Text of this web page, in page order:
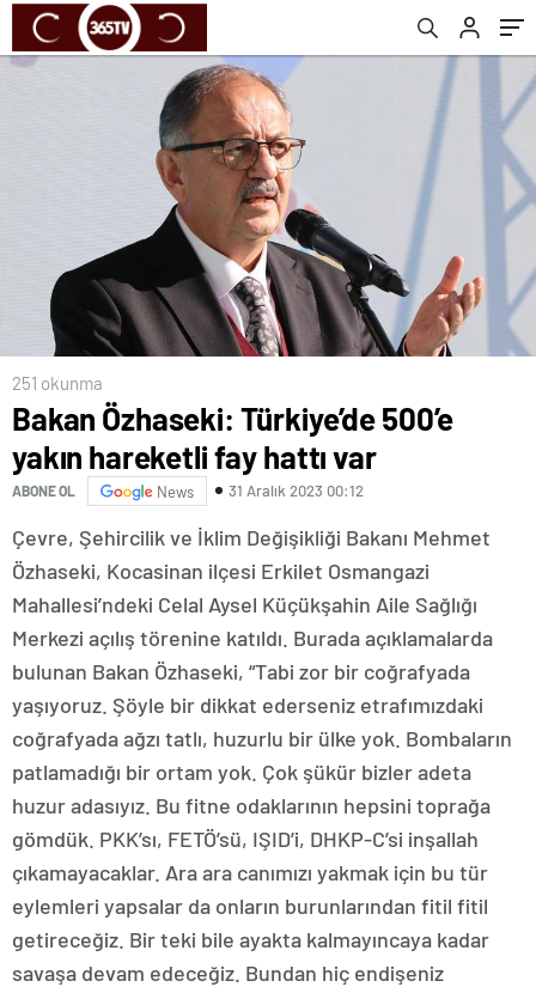
251 okunma
Bakan Özhaseki: Türkiye’de 500’e
yakın hareketli fay hattı var
ABONE OL News 31 Aralık 2023 00:12
Çevre, Şehircilik ve İklim Değişikliği Bakanı Mehmet
Özhaseki, Kocasinan ilçesi Erkilet Osmangazi
Mahallesi’ndeki Celal Aysel Küçükşahin Aile Sağlığı
Merkezi açılış törenine katıldı. Burada açıklamalarda
bulunan Bakan Özhaseki, “Tabi zor bir coğrafyada
yaşıyoruz. Şöyle bir dikkat ederseniz etrafımızdaki
coğrafyada ağzı tatlı, huzurlu bir ülke yok. Bombaların
patlamadığı bir ortam yok. Çok şükür bizler adeta
huzur adasıyız. Bu fitne odaklarının hepsini toprağa
gömdük. PKK’sı, FETÖ’sü, IŞID’i, DHKP-C’si inşallah
çıkamayacaklar. Ara ara canımızı yakmak için bu tür
eylemleri yapsalar da onların burunlarından fitil fitil
getireceğiz. Bir teki bile ayakta kalmayıncaya kadar
savaşa devam edeceğiz. Bundan hiç endişeniz